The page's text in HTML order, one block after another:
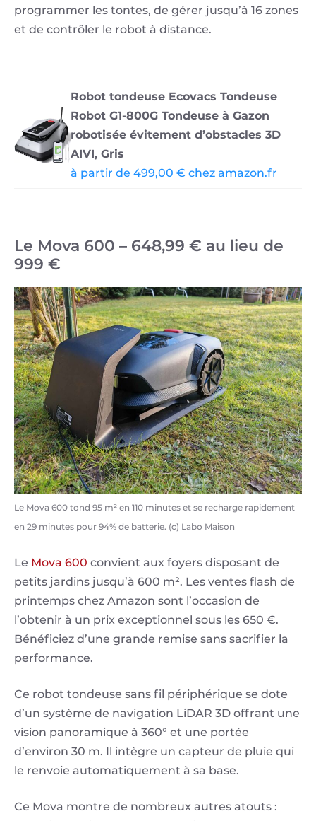
programmer les tontes, de gérer jusqu’à 16 zones
et de contrôler le robot à distance.
Robot tondeuse Ecovacs Tondeuse
Robot G1-800G Tondeuse à Gazon
robotisée évitement d’obstacles 3D
AIVI, Gris
à partir de 499,00 € chez amazon.fr
Le Mova 600 – 648,99 € au lieu de
999 €
Le Mova 600 tond 95 m² en 110 minutes et se recharge rapidement
en 29 minutes pour 94% de batterie. (c) Labo Maison
Le Mova 600 convient aux foyers disposant de
petits jardins jusqu’à 600 m². Les ventes flash de
printemps chez Amazon sont l’occasion de
l’obtenir à un prix exceptionnel sous les 650 €.
Bénéficiez d’une grande remise sans sacrifier la
performance.
Ce robot tondeuse sans fil périphérique se dote
d’un système de navigation LiDAR 3D offrant une
vision panoramique à 360° et une portée
d’environ 30 m. Il intègre un capteur de pluie qui
le renvoie automatiquement à sa base.
Ce Mova montre de nombreux autres atouts :